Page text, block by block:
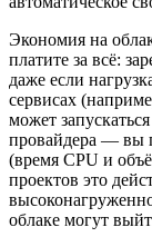
Экономия на
платите за всё:
даже если
сервисах
может
провайдера — вы
(время CPU и
проектов это
облаке могут